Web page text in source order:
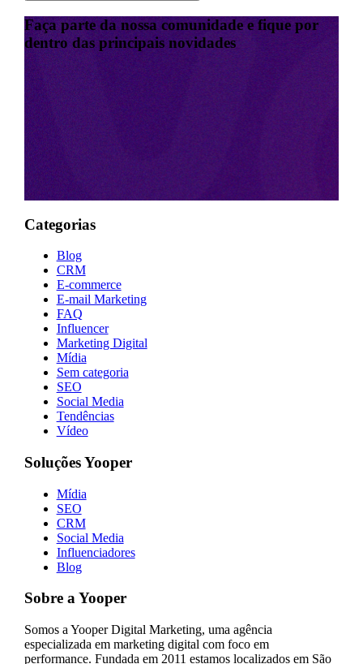
Faça parte da nossa comunidade e fique por
dentro das principais novidades
Categorias
Blog
CRM
E-commerce
E-mail Marketing
FAQ
Influencer
Marketing Digital
Mídia
Sem categoria
SEO
Social Media
Tendências
Vídeo
Soluções Yooper
Mídia
SEO
CRM
Social Media
Influenciadores
Blog
Sobre a Yooper
Somos a Yooper Digital Marketing, uma agência
especializada em marketing digital com foco em
performance. Fundada em 2011 estamos localizados em São